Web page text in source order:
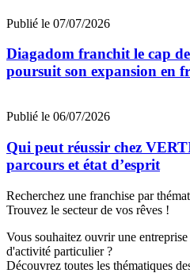
Publié le 07/07/2026
Diagadom franchit le cap
poursuit son expansion en
Publié le 06/07/2026
Qui peut réussir chez
parcours et état d’esprit
Recherchez une franchise par
Trouvez le secteur de vos rêves !
Vous souhaitez ouvrir une
d'activité particulier ?
Découvrez toutes les thématiques